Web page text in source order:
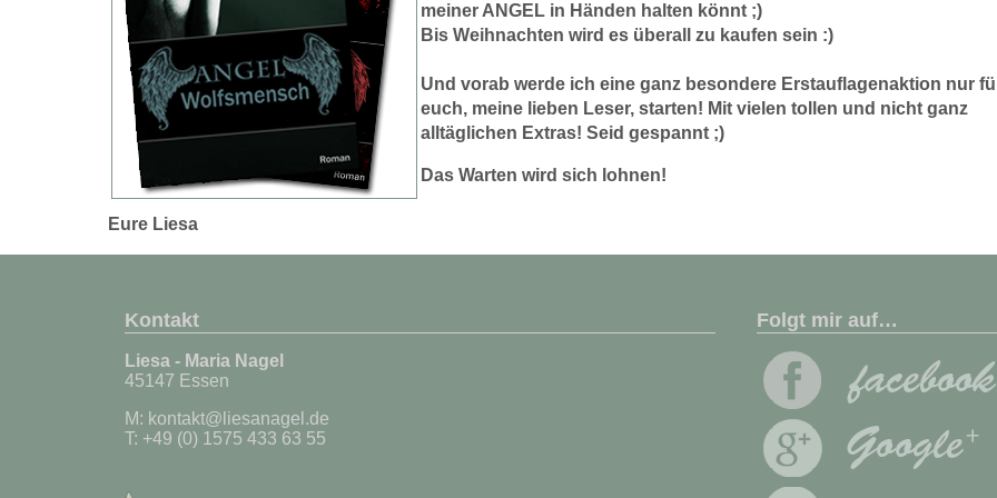
meiner ANGEL in Händen halten könnt ;)
Bis Weihnachten wird es überall zu kaufen sein :)
Und vorab werde ich eine ganz besondere Erstauflagenaktion nur
euch, meine lieben Leser, starten! Mit vielen tollen und nicht ganz
alltäglichen Extras! Seid gespannt ;)
Das Warten wird sich lohnen!
Eure Liesa
Kontakt
Liesa - Maria Nagel
45147 Essen
M: kontakt@liesanagel.de
T: +49 (0) 1575 433 63 55
Folgt mir auf…